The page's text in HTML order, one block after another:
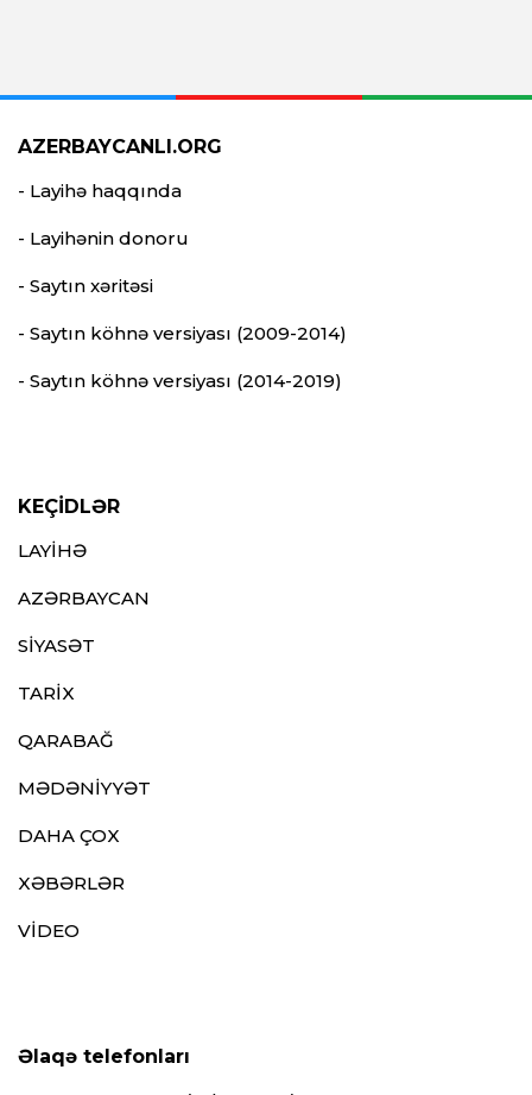
AZERBAYCANLI.ORG
- Layihə haqqında
- Layihənin donoru
- Saytın xəritəsi
- Saytın köhnə versiyası (2009-2014)
- Saytın köhnə versiyası (2014-2019)
KEÇİDLƏR
LAYİHƏ
AZƏRBAYCAN
SİYASƏT
TARİX
QARABAĞ
MƏDƏNİYYƏT
DAHA ÇOX
XƏBƏRLƏR
VİDEO
Əlaqə telefonları